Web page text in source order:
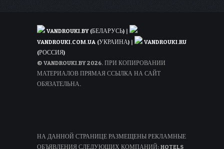
VANDROUKI.BY (БЕЛАРУСЬ) |
VANDROUKI.COM.UA (УКРАИНА) |
VANDROUKI.RU
(РОССИЯ)
© VANDROUKI.BY 2026. ПРИ КОПИРОВАНИИ
МАТЕРИАЛОВ ПРЯМАЯ ССЫЛКА НА САЙТ
ОБЯЗАТЕЛЬНА.
НА ДАННОЙ СТРАНИЦЕ РАЗМЕЩЕНЫ РЕКЛАМНЫЕ
ОБЪЯВЛЕНИЯ СЛЕДУЮЩИХ КОМПАНИЙ: HOTELS